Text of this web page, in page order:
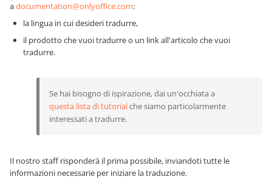
adocumentation@onlyoffice.com:
la lingua in cui desideri tradurre,
il prodotto che vuoi tradurre o un link all'articolo che vuoi
tradurre.
Se hai bisogno di ispirazione, dai un'occhiata a
questa lista di tutorialche siamo particolarmente
interessati a tradurre.
Il nostro staff risponderà il prima possibile, inviandoti tutte le
informazioni necessarie per iniziare la traduzione.